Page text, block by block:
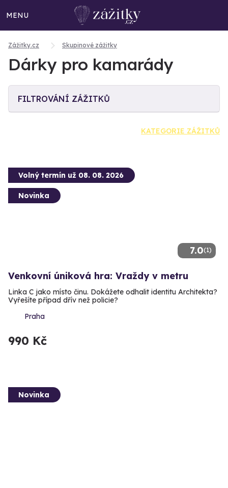
MENU
Zážitky.cz Skupinové zážitky
Dárky pro kamarády
FILTROVÁNÍ ZÁŽITKŮ
KATEGORIE ZÁŽITKŮ
7.0(1)
Volný termín už 08. 08. 2026
Novinka
Venkovní úniková hra: Vraždy v metru
Linka C jako místo činu. Dokážete odhalit identitu Architekta?
Vyřešíte případ dřív než policie?
Praha
990 Kč
Novinka